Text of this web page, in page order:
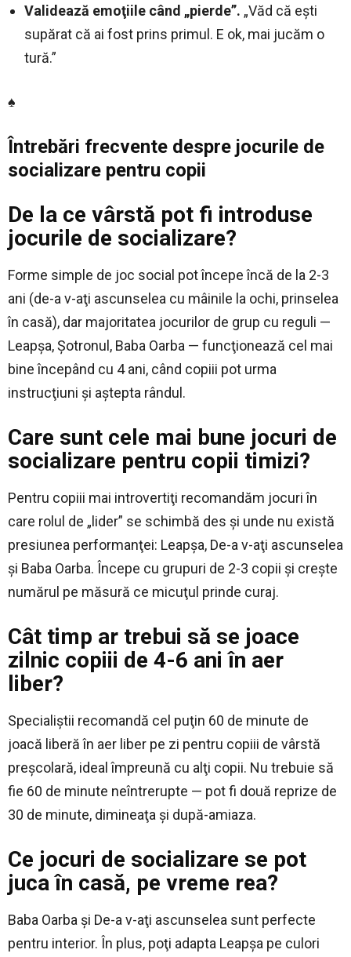
Validează emoţiile când „pierde”. „Văd că eşti
supărat că ai fost prins primul. E ok, mai jucăm o
tură.”
♠
Întrebări frecvente despre jocurile de
socializare pentru copii
De la ce vârstă pot fi introduse
jocurile de socializare?
Forme simple de joc social pot începe încă de la 2-3
ani (de-a v-aţi ascunselea cu mâinile la ochi, prinselea
în casă), dar majoritatea jocurilor de grup cu reguli —
Leapşa, Şotronul, Baba Oarba — funcţionează cel mai
bine începând cu 4 ani, când copiii pot urma
instrucţiuni şi aştepta rândul.
Care sunt cele mai bune jocuri de
socializare pentru copii timizi?
Pentru copiii mai introvertiţi recomandăm jocuri în
care rolul de „lider” se schimbă des şi unde nu există
presiunea performanţei: Leapşa, De-a v-aţi ascunselea
şi Baba Oarba. Începe cu grupuri de 2-3 copii şi creşte
numărul pe măsură ce micuţul prinde curaj.
Cât timp ar trebui să se joace
zilnic copiii de 4-6 ani în aer
liber?
Specialiştii recomandă cel puţin 60 de minute de
joacă liberă în aer liber pe zi pentru copiii de vârstă
preşcolară, ideal împreună cu alţi copii. Nu trebuie să
fie 60 de minute neîntrerupte — pot fi două reprize de
30 de minute, dimineaţa şi după-amiaza.
Ce jocuri de socializare se pot
juca în casă, pe vreme rea?
Baba Oarba şi De-a v-aţi ascunselea sunt perfecte
pentru interior. În plus, poţi adapta Leapşa pe culori